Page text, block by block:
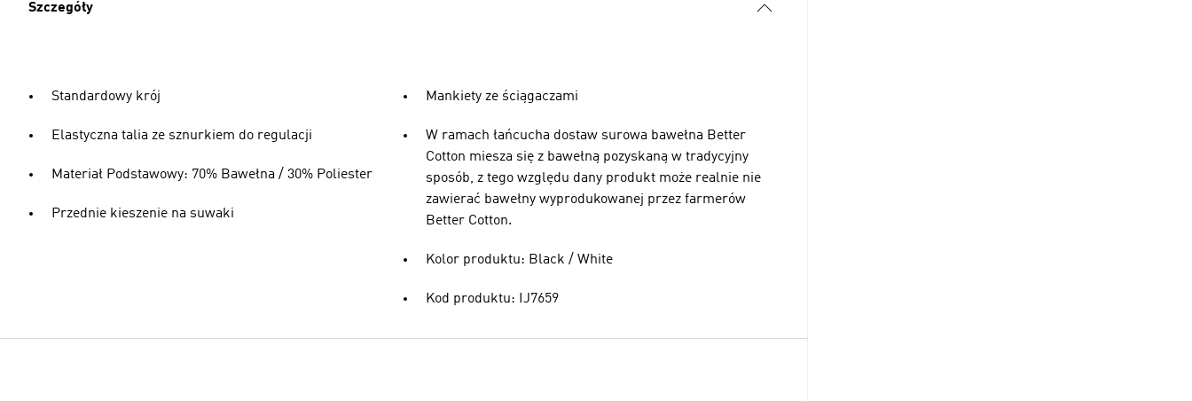
Szczegóły
Standardowy krój
Elastyczna talia ze sznurkiem do regulacji
Materiał Podstawowy: 70% Bawełna / 30% Poliester
Przednie kieszenie na suwaki
Mankiety ze ściągaczami
W ramach łańcucha dostaw surowa bawełna Better
Cotton miesza się z bawełną pozyskaną w tradycyjny
sposób, z tego względu dany produkt może realnie nie
zawierać bawełny wyprodukowanej przez farmerów
Better Cotton.
Kolor produktu: Black / White
Kod produktu: IJ7659